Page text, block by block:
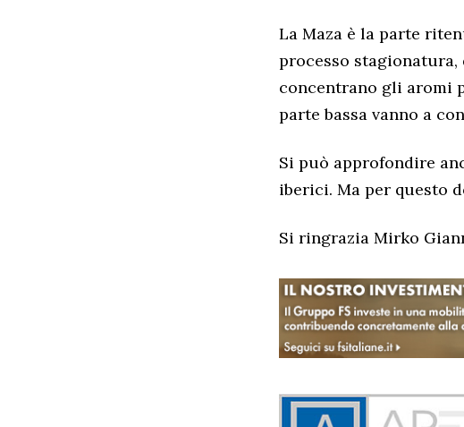
La Maza è la parte
processo stagionatura,
concentrano gli aromi
parte bassa vanno a
Si può approfondire
iberici. Ma per questo
Si ringrazia Mirko